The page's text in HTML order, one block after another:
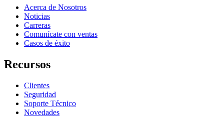
Acerca de Nosotros
Noticias
Carreras
Comunícate con ventas
Casos de éxito
Recursos
Clientes
Seguridad
Soporte Técnico
Novedades